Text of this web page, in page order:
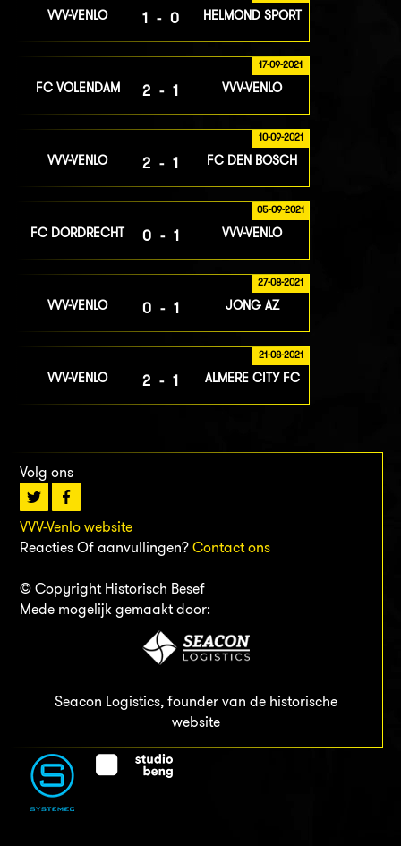
VVV-VENLO 1-0 HELMOND SPORT
17-09-2021
FC VOLENDAM 2-1 VVV-VENLO
10-09-2021
VVV-VENLO 2-1 FC DEN BOSCH
05-09-2021
FC DORDRECHT 0-1 VVV-VENLO
27-08-2021
VVV-VENLO 0-1 JONG AZ
21-08-2021
VVV-VENLO 2-1 ALMERE CITY FC
Volg ons
VVV-Venlo website
Reacties Of aanvullingen? Contact ons
© Copyright Historisch Besef
Mede mogelijk gemaakt door:
Seacon Logistics, founder van de historische
website